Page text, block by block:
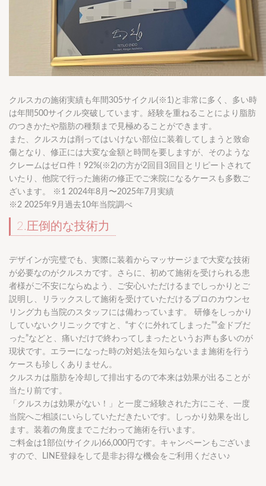
クルスカの施術実績も年間305サイクル(※1)と非常に多く、多い時
は年間500サイクル突破しています。経験を重ねることにより脂肪
のつきかたや脂肪の種類まで見極めることができます。
また、クルスカは削ってはいけない部位に装着してしまうと致命
傷となり、修正には大変な金額と時間を要しますが、そのような
クレームはゼロ件！92%(※2)の方が2回目3回目とリピートされて
いたり、他院で行った施術の修正でご来院になるケースも多数ご
ざいます。 ※1 2024年8月〜2025年7月実績
※2 2025年9月過去10年当院調べ
2.圧倒的な技術力
デザインが完璧でも、実際に装着からマッサージまで大変な技術
が必要なのがクルスカです。さらに、初めて施術を受けられる患
者様がご不安にならぬよう、ご安心いただけるまでしっかりとご
説明し、リラックスして施術を受けていただけるプロのカウンセ
リング力も当院のスタッフには備わっています。 研修をしっかり
していないクリニックですと、“すぐに外れてしまった”“金ドブだ
った”などと、痛いだけで終わってしまったというお声も多いのが
現状です。エラーになった時の対処法を知らないまま施術を行う
ケースも珍しくありません。
クルスカは脂肪を冷却して排出するので本来は効果が出ることが
当たり前です。
「クルスカは効果がない！」と一度ご経験された方にこそ、一度
当院へご相談にいらしていただきたいです。しっかり効果を出し
ます。装着の角度までこだわって施術を行います。
ご料金は1部位(サイクル)66,000円です。キャンペーンもございま
すので、LINE登録をして是非お得な機会をご利用ください♪